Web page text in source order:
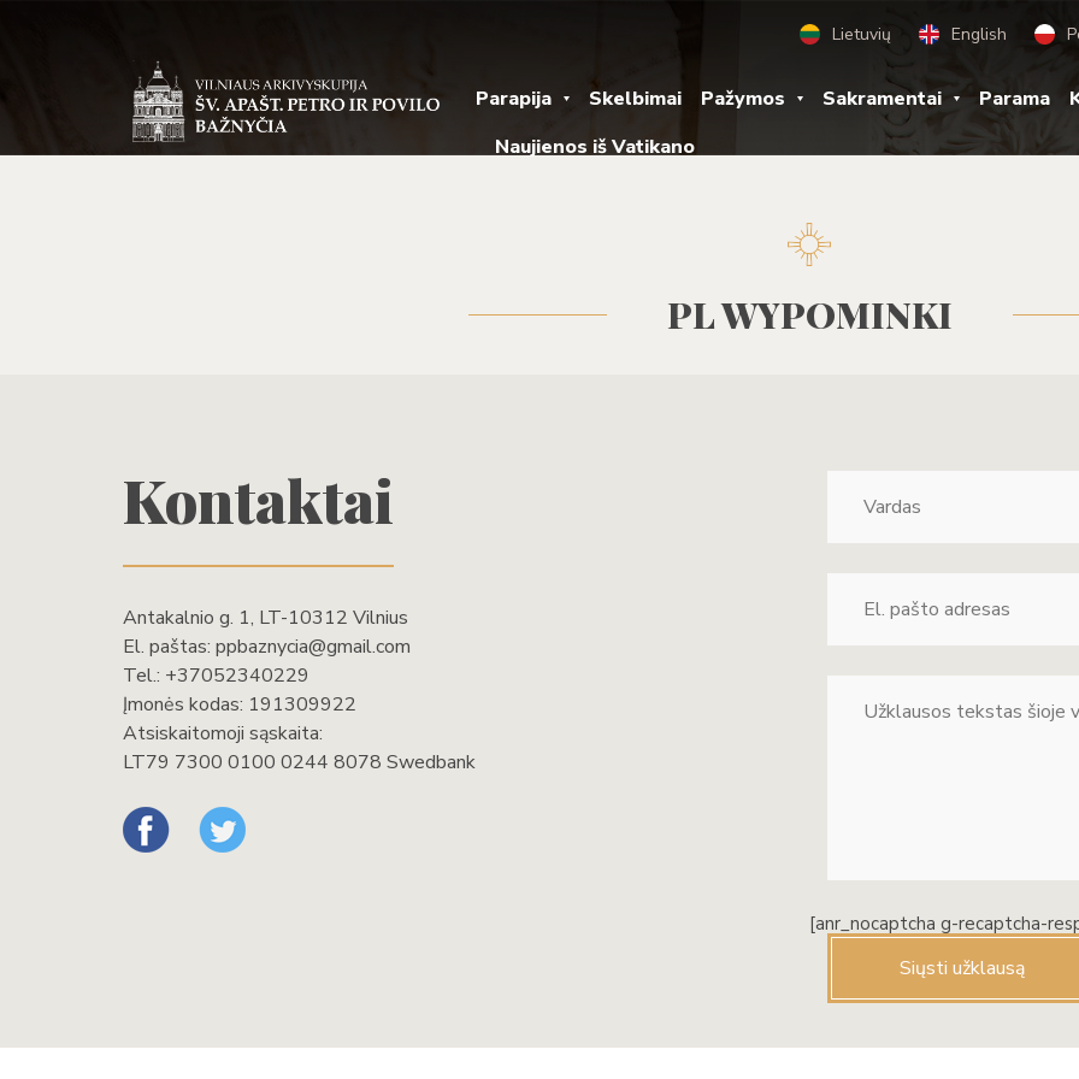
Lietuvių English
Parapija Skelbimai Pažymos Sakramentai Parama
Naujienos iš Vatikano
PL WYPOMINKI
Kontaktai
Antakalnio g. 1, LT-10312 Vilnius
El. paštas: ppbaznycia@gmail.com
Tel.: +37052340229
Įmonės kodas: 191309922
Atsiskaitomoji sąskaita:
LT79 7300 0100 0244 8078 Swedbank
[anr_nocaptcha g-recaptcha-